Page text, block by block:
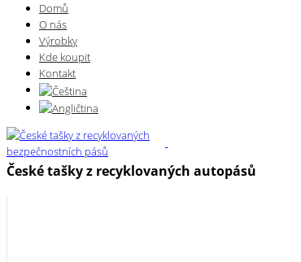
Domů
O nás
Výrobky
Kde koupit
Kontakt
České tašky z recyklovaných autopásů